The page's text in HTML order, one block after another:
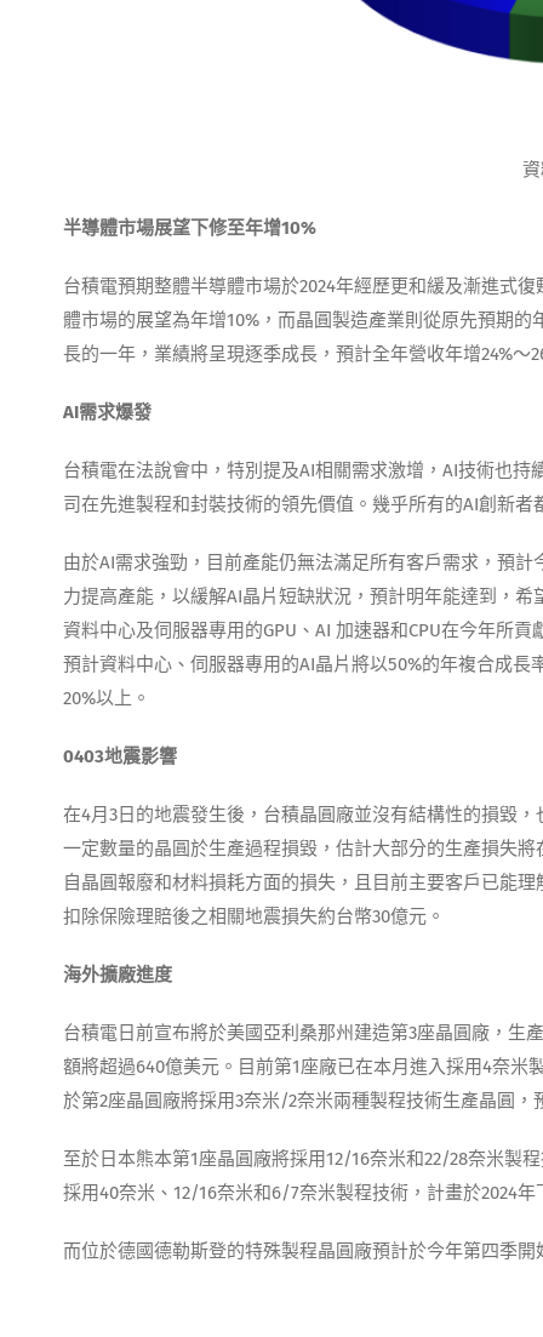
半導體市場展望下修至年增10%
台積電預期整體半導體市場於2024年經歷更和緩及漸進式
體市場的展望為年增10%，而晶圓製造產業則從原先預期
長的一年，業績將呈現逐季成長，預計全年營收年增24%～
AI需求爆發
台積電在法說會中，特別提及AI相關需求激增，AI技術也
司在先進製程和封裝技術的領先價值。幾乎所有的AI創新
由於AI需求強勁，目前產能仍無法滿足所有客戶需求，預
力提高產能，以緩解AI晶片短缺狀況，預計明年能達到，
資料中心及伺服器專用的GPU、AI 加速器和CPU在今年所
預計資料中心、伺服器專用的AI晶片將以50%的年複合成
20%以上。
0403地震影響
在4月3日的地震發生後，台積晶圓廠並沒有結構性的損毀
一定數量的晶圓於生產過程損毀，估計大部分的生產損失
自晶圓報廢和材料損耗方面的損失，且目前主要客戶已能
扣除保險理賠後之相關地震損失約台幣30億元。
海外擴廠進度
台積電日前宣布將於美國亞利桑那州建造第3座晶圓廠，生
額將超過640億美元。目前第1座廠已在本月進入採用4奈
於第2座晶圓廠將採用3奈米/2奈米兩種製程技術生產晶圓，
至於日本熊本第1座晶圓廠將採用12/16奈米和22/28奈米製
採用40奈米、12/16奈米和6/7奈米製程技術，計畫於2024
而位於德國德勒斯登的特殊製程晶圓廠預計於今年第四季開